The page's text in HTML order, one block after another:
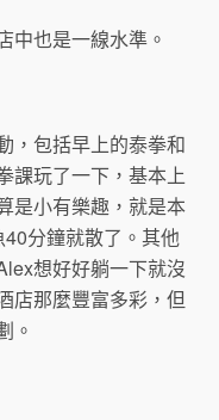
中也是一線水準。
，包括早上的泰拳和
課玩了一下，基本上
是小有樂趣，就是本
分鐘就散了。其他
想好好躺一下就沒
店那麼豐富多彩，但
。